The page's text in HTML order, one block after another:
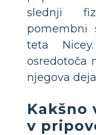
slednji
pomembni
teta
osredotoča
njegova
Kakšno
v